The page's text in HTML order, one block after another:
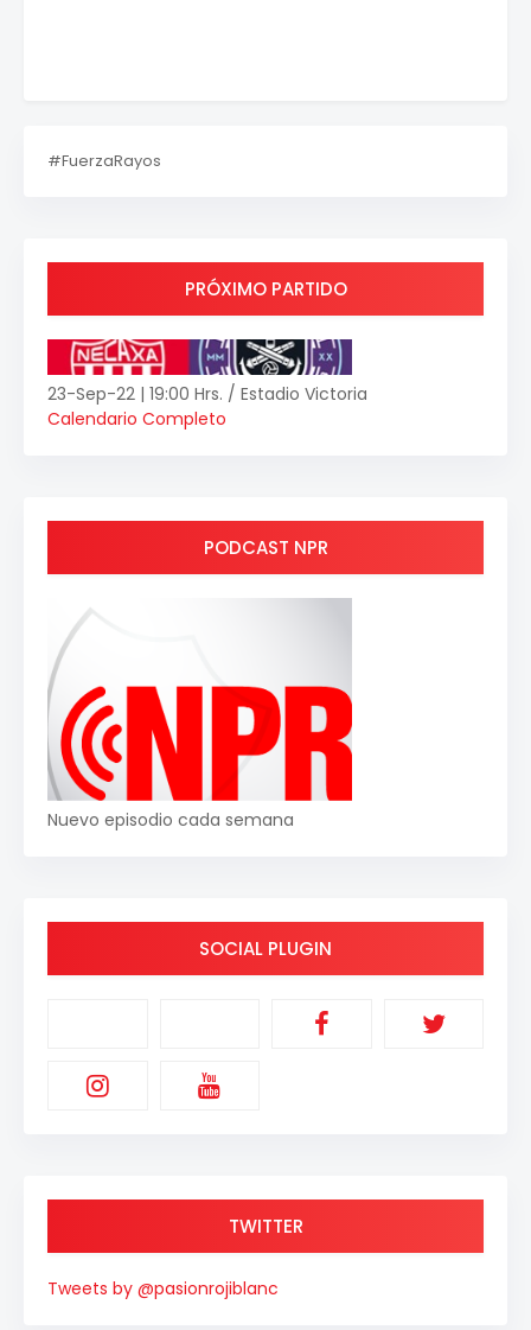
#FuerzaRayos
PRÓXIMO PARTIDO
23-Sep-22 | 19:00 Hrs. / Estadio Victoria
Calendario Completo
PODCAST NPR
Nuevo episodio cada semana
SOCIAL PLUGIN
TWITTER
Tweets by @pasionrojiblanc